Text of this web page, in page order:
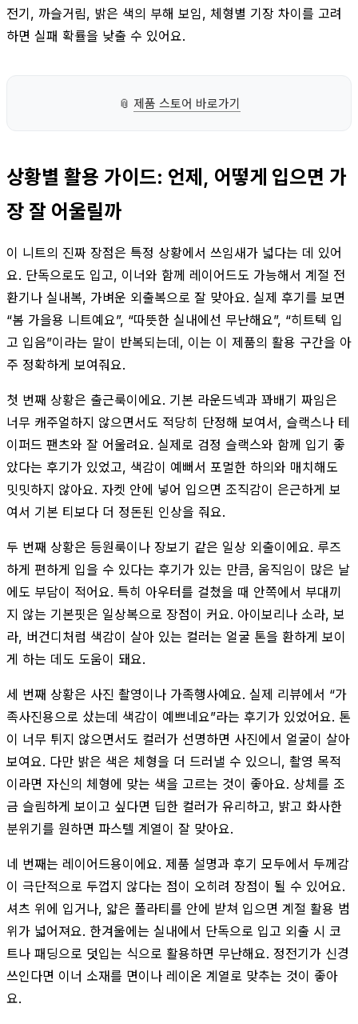
전기, 까슬거림, 밝은 색의 부해 보임, 체형별 기장 차이를 고려
하면 실패 확률을 낮출 수 있어요.
📎 제품 스토어 바로가기
상황별 활용 가이드: 언제, 어떻게 입으면 가
장 잘 어울릴까
이 니트의 진짜 장점은 특정 상황에서 쓰임새가 넓다는 데 있어
요. 단독으로도 입고, 이너와 함께 레이어드도 가능해서 계절 전
환기나 실내복, 가벼운 외출복으로 잘 맞아요. 실제 후기를 보면
“봄 가을용 니트예요”, “따뜻한 실내에선 무난해요”, “히트텍 입
고 입음”이라는 말이 반복되는데, 이는 이 제품의 활용 구간을 아
주 정확하게 보여줘요.
첫 번째 상황은 출근룩이에요. 기본 라운드넥과 꽈배기 짜임은
너무 캐주얼하지 않으면서도 적당히 단정해 보여서, 슬랙스나 테
이퍼드 팬츠와 잘 어울려요. 실제로 검정 슬랙스와 함께 입기 좋
았다는 후기가 있었고, 색감이 예뻐서 포멀한 하의와 매치해도
밋밋하지 않아요. 자켓 안에 넣어 입으면 조직감이 은근하게 보
여서 기본 티보다 더 정돈된 인상을 줘요.
두 번째 상황은 등원룩이나 장보기 같은 일상 외출이에요. 루즈
하게 편하게 입을 수 있다는 후기가 있는 만큼, 움직임이 많은 날
에도 부담이 적어요. 특히 아우터를 걸쳤을 때 안쪽에서 부대끼
지 않는 기본핏은 일상복으로 장점이 커요. 아이보리나 소라, 보
라, 버건디처럼 색감이 살아 있는 컬러는 얼굴 톤을 환하게 보이
게 하는 데도 도움이 돼요.
세 번째 상황은 사진 촬영이나 가족행사예요. 실제 리뷰에서 “가
족사진용으로 샀는데 색감이 예쁘네요”라는 후기가 있었어요. 톤
이 너무 튀지 않으면서도 컬러가 선명하면 사진에서 얼굴이 살아
보여요. 다만 밝은 색은 체형을 더 드러낼 수 있으니, 촬영 목적
이라면 자신의 체형에 맞는 색을 고르는 것이 좋아요. 상체를 조
금 슬림하게 보이고 싶다면 딥한 컬러가 유리하고, 밝고 화사한
분위기를 원하면 파스텔 계열이 잘 맞아요.
네 번째는 레이어드용이에요. 제품 설명과 후기 모두에서 두께감
이 극단적으로 두껍지 않다는 점이 오히려 장점이 될 수 있어요.
셔츠 위에 입거나, 얇은 폴라티를 안에 받쳐 입으면 계절 활용 범
위가 넓어져요. 한겨울에는 실내에서 단독으로 입고 외출 시 코
트나 패딩으로 덧입는 식으로 활용하면 무난해요. 정전기가 신경
쓰인다면 이너 소재를 면이나 레이온 계열로 맞추는 것이 좋아
요.